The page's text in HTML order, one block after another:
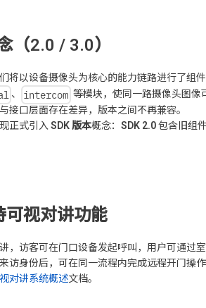
（2.0 / 3.0）
将以设备摄像头为核心的能力链路进行了组
、 intercom 等模块，使同一路摄像头图像
接口层面存在差异，版本之间不再兼容。
正式引入SDK 版本概念： SDK 2.0包含旧组
可视对讲功能
，访客可在门口设备发起呼叫，用户可通过
访身份后，可在同一流程内完成远程开门操
对讲系统概述文档。